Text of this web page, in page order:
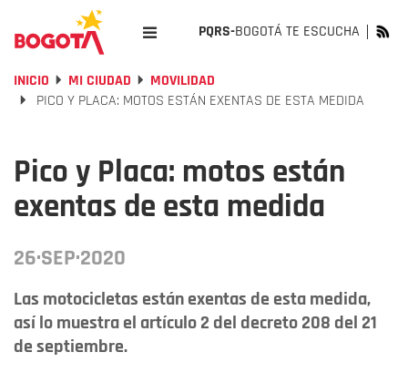
PQRS-BOGOTÁ TE ESCUCHA
INICIO MI CIUDAD
MOVILIDAD
PICO Y PLACA: MOTOS ESTÁN EXENTAS DE ESTA MEDIDA
Pico y Placa: motos están
exentas de esta medida
26·SEP·2020
Las motocicletas están exentas de esta medida,
así lo muestra el artículo 2 del decreto 208 del 21
de septiembre.